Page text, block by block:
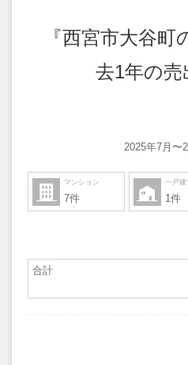
『西宮市大谷町
去1年の売
2025年7月〜
マンション
7件
一戸建
1件
合計